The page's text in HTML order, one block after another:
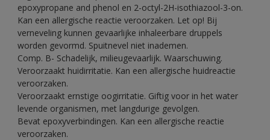
epoxypropane and phenol en 2-octyl-2H-isothiazool-3-on.
Kan een allergische reactie veroorzaken. Let op! Bij
verneveling kunnen gevaarlijke inhaleerbare druppels
worden gevormd. Spuitnevel niet inademen.
Comp. B- Schadelijk, milieugevaarlijk. Waarschuwing.
Veroorzaakt huidirritatie. Kan een allergische huidreactie
veroorzaken.
Veroorzaakt ernstige oogirritatie. Giftig voor in het water
levende organismen, met langdurige gevolgen.
Bevat epoxyverbindingen. Kan een allergische reactie
veroorzaken.